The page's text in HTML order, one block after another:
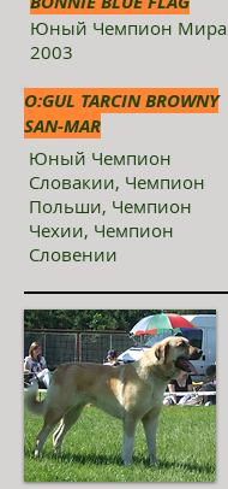
Юный Чемпион Мира
2003
О:GUL TARCIN BROWNY
SAN-MAR
Юный Чемпион
Словакии, Чемпион
Польши, Чемпион
Чехии, Чемпион
Словении